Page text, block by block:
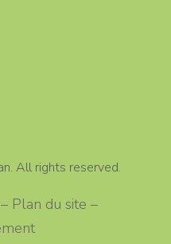
All rights reserved.
Plan du site –